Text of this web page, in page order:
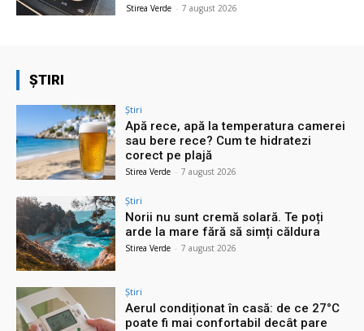
Stirea Verde - 7 august 2026
ȘTIRI
Știri
Apă rece, apă la temperatura camerei
sau bere rece? Cum te hidratezi
corect pe plajă
Stirea Verde - 7 august 2026
Știri
Norii nu sunt cremă solară. Te poți
arde la mare fără să simți căldura
Stirea Verde - 7 august 2026
Știri
Aerul condiționat în casă: de ce 27°C
poate fi mai confortabil decât pare